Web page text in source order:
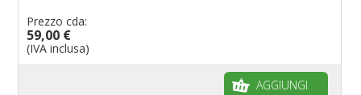
Prezzo cda:
59,00 €
(IVA inclusa)
AGGIUNGI